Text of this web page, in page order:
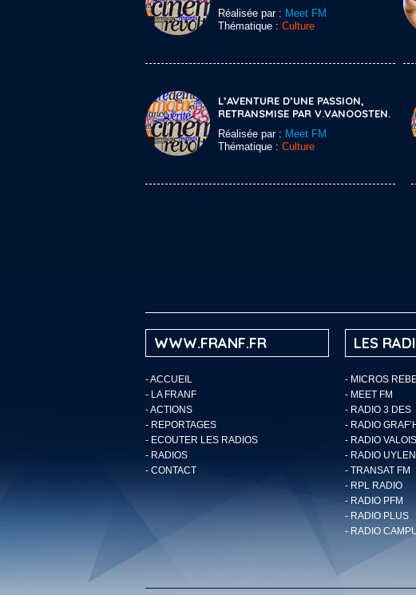
Réalisée par : Meet FM
Thématique : Culture
L’AVENTURE D’UNE PASSION,
RETRANSMISE PAR V.VANOOSTEN.
Réalisée par : Meet FM
Thématique : Culture
WWW.FRANF.FR
-ACCUEIL
- LA FRANF
-ACTIONS
- REPORTAGES
- ECOUTER LES RADIOS
- RADIOS
- CONTACT
LES
- MICROS
- MEET FM
- RADIO 3 DES
- RADIO
- RADIO
- RADIO
- TRANSAT FM
- RPL RADIO
- RADIO PFM
- RADIO PLUS
- RADIO